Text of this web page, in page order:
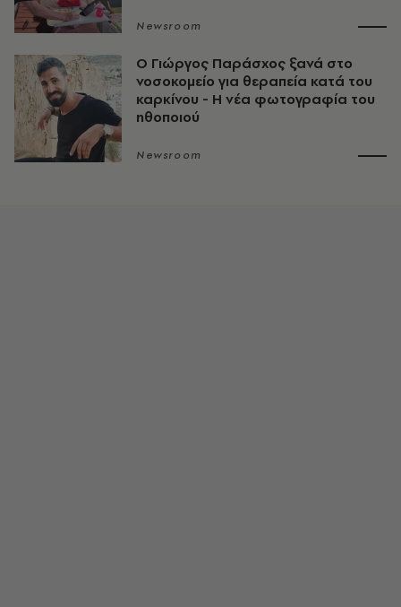
Newsroom
O Γιώργος Παράσχος ξανά στο
νοσοκομείο για θεραπεία κατά του
καρκίνου - Η νέα φωτογραφία του
ηθοποιού
Newsroom